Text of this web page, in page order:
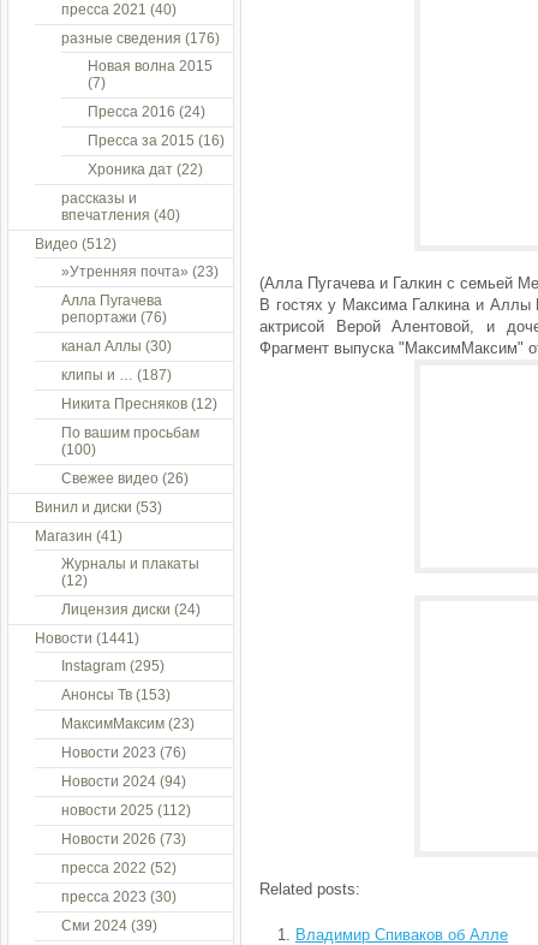
(Алла Пугачева и Галкин с семьей
В гостях у Максима Галкина и
актрисой Верой Алентовой, и
Фрагмент выпуска "МаксимМаксим"
Related posts:
Владимир Спиваков об Алле
пресса 2021 (40)
разные сведения (176)
Новая волна 2015
(7)
Пресса 2016 (24)
Пресса за 2015 (16)
Хроника дат (22)
рассказы и
впечатления (40)
Видео (512)
»Утренняя почта» (23)
Алла Пугачева
репортажи (76)
канал Аллы (30)
клипы и … (187)
Никита Пресняков (12)
По вашим просьбам
(100)
Свежее видео (26)
Винил и диски (53)
Магазин (41)
Журналы и плакаты
(12)
Лицензия диски (24)
Новости (1441)
Instagram (295)
Анонсы Тв (153)
МаксимМаксим (23)
Новости 2023 (76)
Новости 2024 (94)
новости 2025 (112)
Новости 2026 (73)
пресса 2022 (52)
пресса 2023 (30)
Сми 2024 (39)